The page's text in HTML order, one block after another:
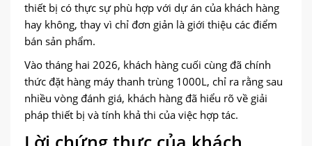
thiết bị có thực sự phù hợp với dự án của khách hàng
hay không, thay vì chỉ đơn giản là giới thiệu các điểm
bán sản phẩm.
Vào tháng hai 2026, khách hàng cuối cùng đã chính
thức đặt hàng máy thanh trùng 1000L, chỉ ra rằng sau
nhiều vòng đánh giá, khách hàng đã hiểu rõ về giải
pháp thiết bị và tính khả thi của việc hợp tác.